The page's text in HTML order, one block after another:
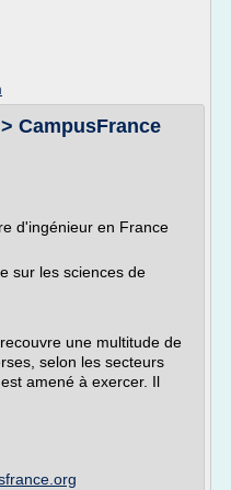
CampusFrance
d'ingénieur en France
sur les sciences de
une multitude de
selon les secteurs
amené à exercer. Il